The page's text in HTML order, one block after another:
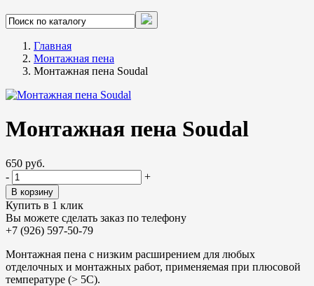
Главная
Монтажная пена
Монтажная пена Soudal
Монтажная пена Soudal
650 руб.
-
+
Купить в 1 клик
Вы можете сделать заказ по телефону
+7 (926) 597-50-79
Монтажная пена с низким расширением для любых
отделочных и монтажных работ, применяемая при плюсовой
температуре (> 5C).